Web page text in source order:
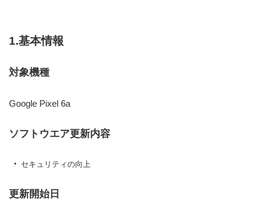
1.基本情報
対象機種
Google Pixel 6a
ソフトウエア更新内容
セキュリティの向上
更新開始日